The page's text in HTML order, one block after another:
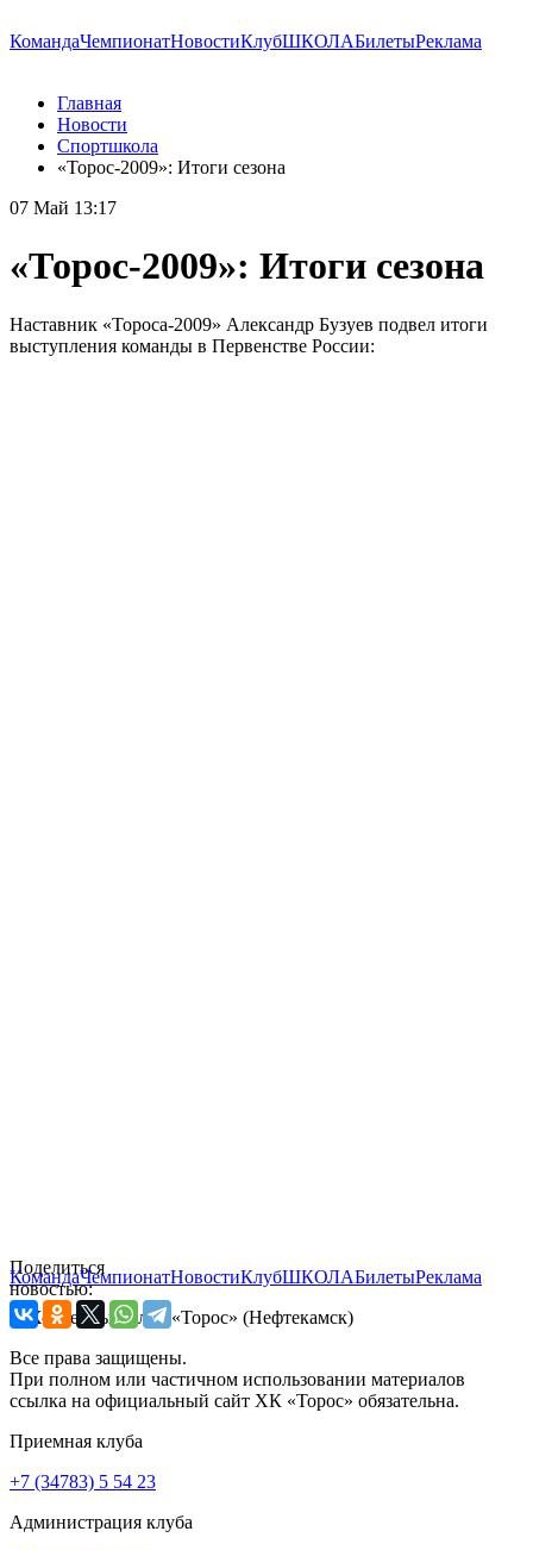
КомандаЧемпионатНовостиКлубШКОЛАБилетыРеклама
Главная
Новости
Спортшкола
«Торос-2009»: Итоги сезона
07 Май 13:17
«Торос-2009»: Итоги сезона
Наставник «Тороса-2009» Александр Бузуев подвел итоги
выступления команды в Первенстве России:
Поделиться
новостью:
КомандаЧемпионатНовостиКлубШКОЛАБилетыРеклама
© Хоккейный клуб «Торос» (Нефтекамск)
Все права защищены.
При полном или частичном использовании материалов
ссылка на официальный сайт ХК «Торос» обязательна.
Приемная клуба
+7 (34783) 5 54 23
Администрация клуба